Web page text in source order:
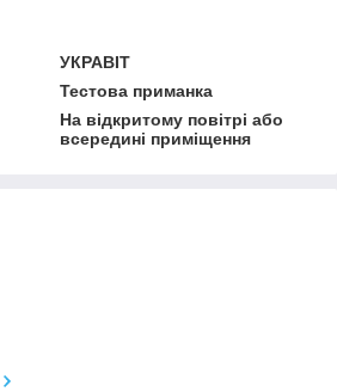
УКРАВІТ
Тестова приманка
На відкритому повітрі або
всередині приміщення